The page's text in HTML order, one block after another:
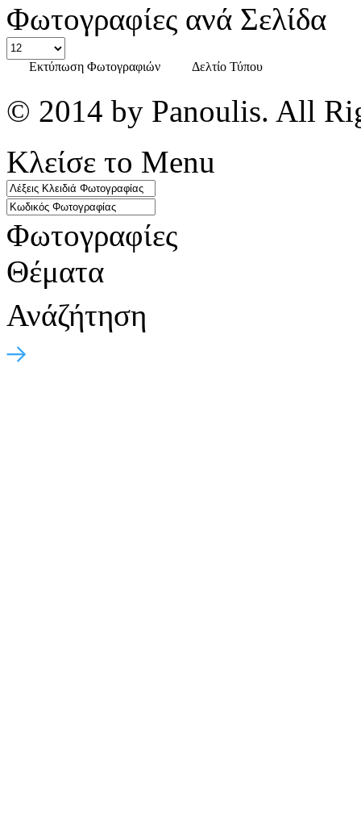
Φωτογραφίες ανά Σελίδα
Εκτύπωση Φωτογραφιών Δελτίο Τύπου
© 2014 by Panoulis. All
Κλείσε το Menu
Φωτογραφίες
Θέματα
Ανάζήτηση